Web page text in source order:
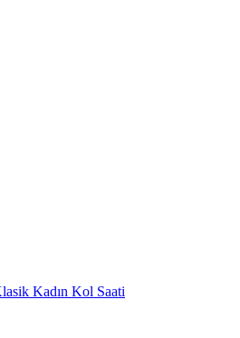
Kadın Kol Saati